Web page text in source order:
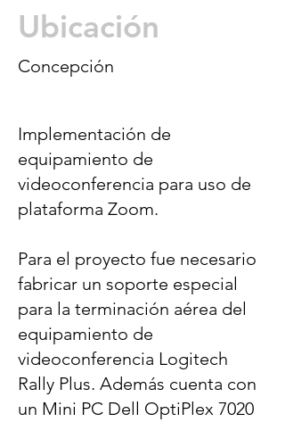
Ubicación
Concepción
Implementación de
equipamiento de
videoconferencia para uso de
plataforma Zoom.
Para el proyecto fue necesario
fabricar un soporte especial
para la terminación aérea del
equipamiento de
videoconferencia Logitech
Rally Plus. Además cuenta con
un Mini PC Dell OptiPlex 7020